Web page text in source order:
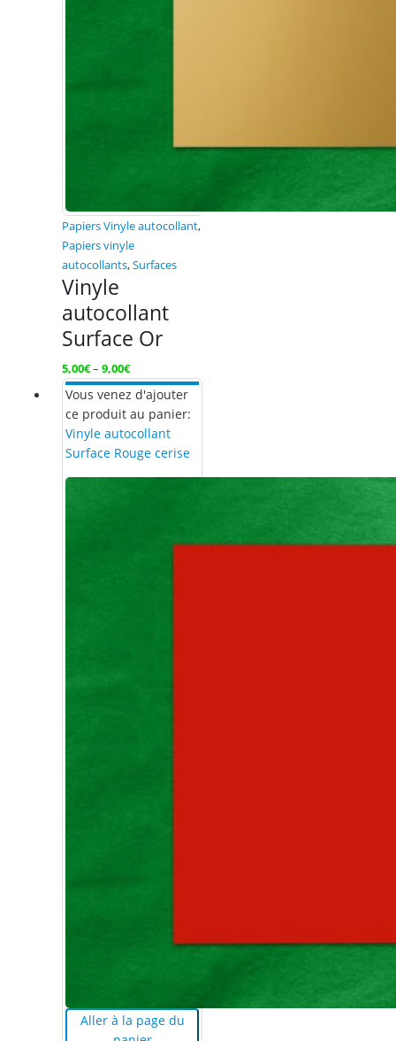
Papiers Vinyle autocollant,
Papiers vinyle
autocollants,Surfaces
Vinyle
autocollant
Surface Or
5,00€– 9,00€
Vous venez d'ajouter
ce produit au panier:
Vinyle autocollant
Surface Rouge cerise
Aller à la page du